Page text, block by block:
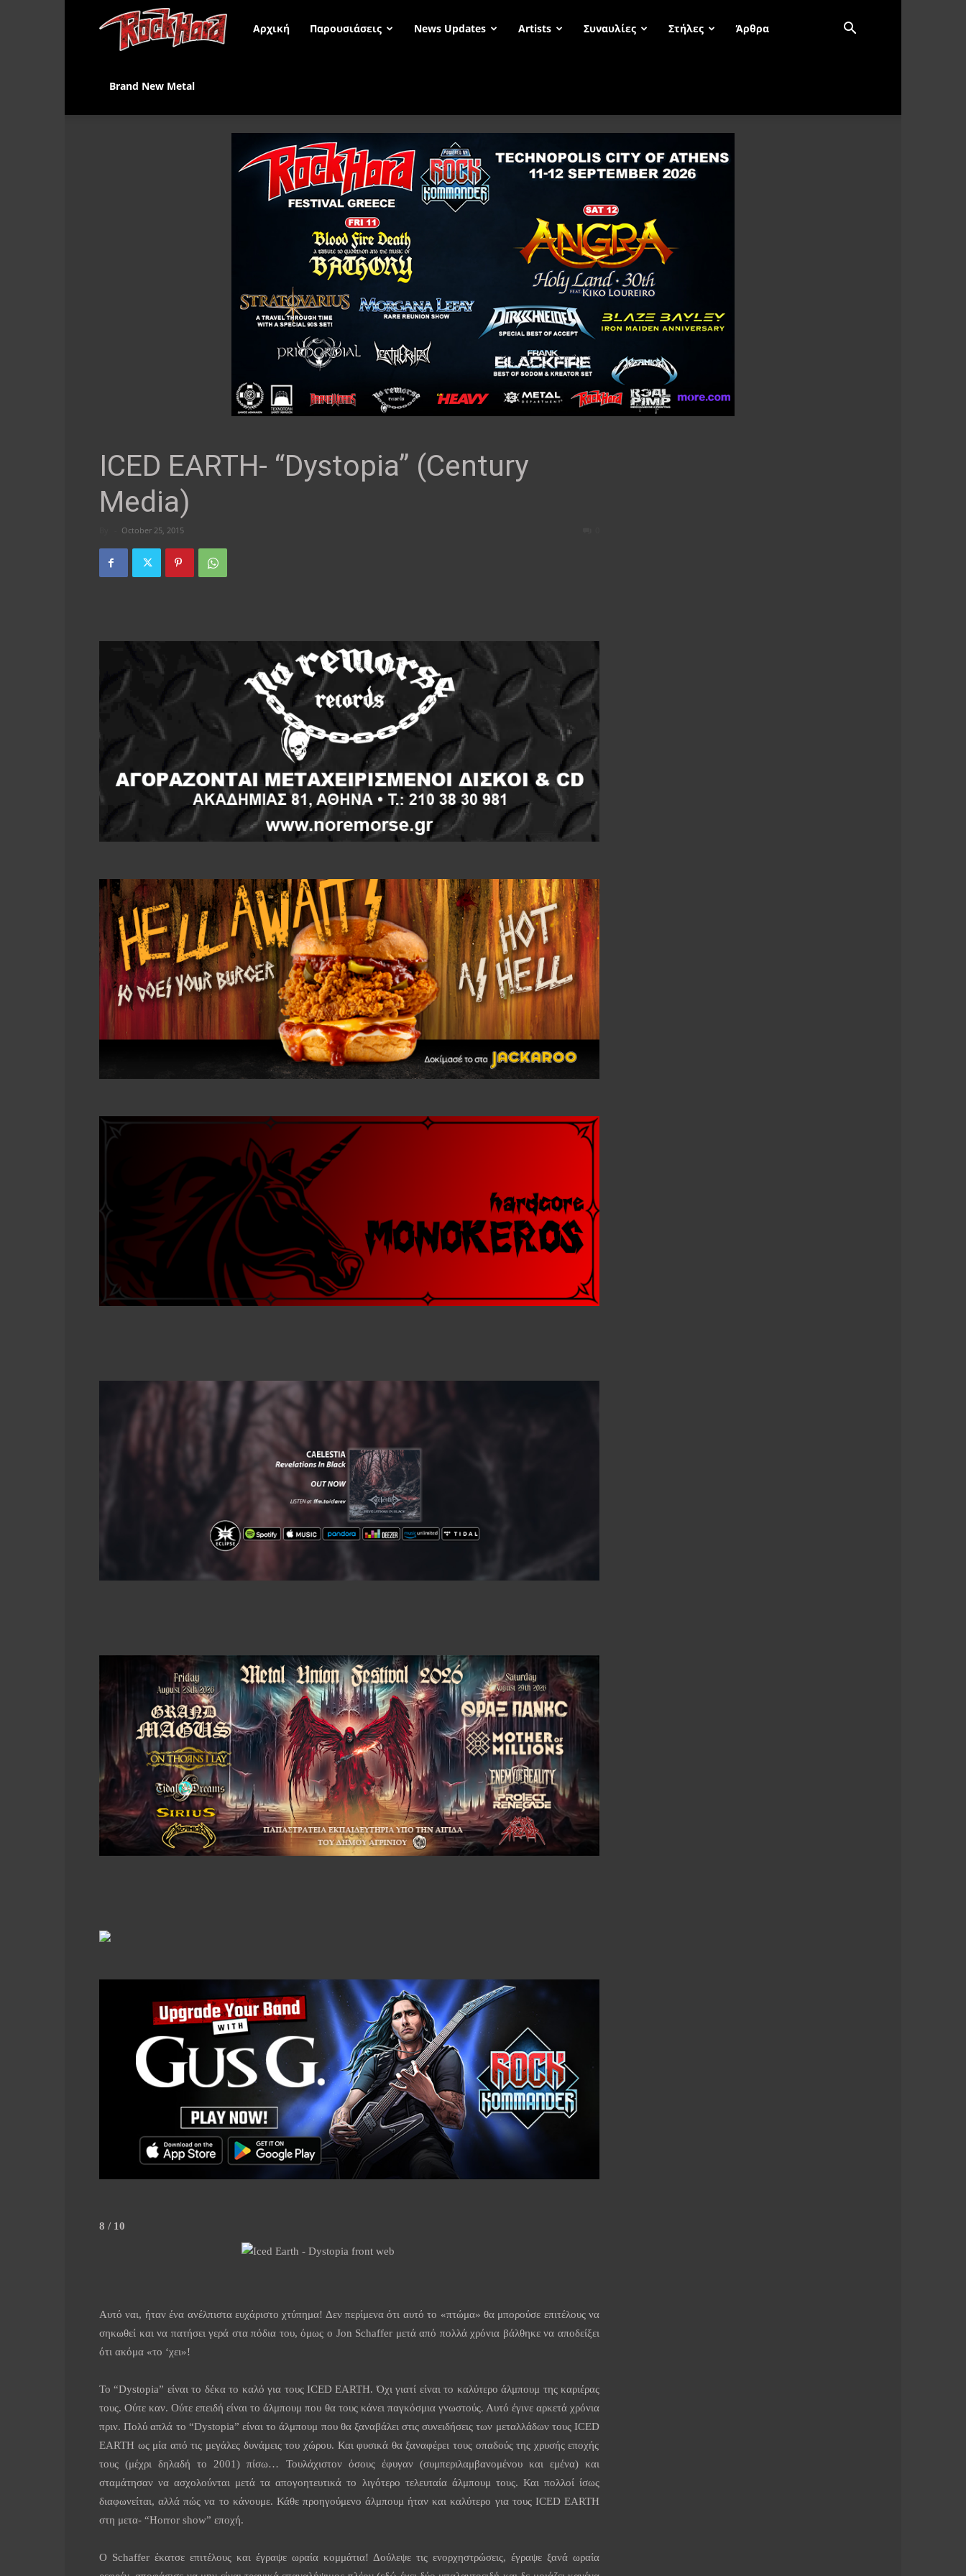
Rock
Αρχική Παρουσιάσεις News Updates Artists Συναυλίες Στήλες Άρθρα
Brand New Metal
ICED EARTH- “Dystopia” (Century
Media)
October 25, 2015
8 / 10
Αυτό ναι, ήταν ένα ανέλπιστα ευχάριστο χτύπημα! Δεν περίμενα ότι αυτό το «πτώμα» θα μπορούσε επιτέλους να
σηκωθεί και να πατήσει γερά στα πόδια του, όμως ο Jon Schaffer μετά από πολλά χρόνια βάλθηκε να αποδείξει
ότι ακόμα «το ‘χει»!
Το “Dystopia” είναι το δέκα το καλό για τουςICED EARTH. Όχι γιατί είναι το καλύτερο άλμπουμ της καριέρας
τους. Ούτε καν. Ούτε επειδή είναι το άλμπουμ που θα τους κάνει παγκόσμια γνωστούς. Αυτό έγινε αρκετά χρόνια
πριν. Πολύ απλά το “Dystopia” είναι το άλμπουμ που θα ξαναβάλει στις συνειδήσεις των μεταλλάδων τους ICED
EARTH ως μία από τις μεγάλες δυνάμεις του χώρου. Και φυσικά θα ξαναφέρει τους οπαδούς της χρυσής εποχής
τους (μέχρι δηλαδή το 2001) πίσω… Τουλάχιστον όσους έφυγαν (συμπεριλαμβανομένου και εμένα) και
σταμάτησαν να ασχολούνται μετά τα απογοητευτικά το λιγότερο τελευταία άλμπουμ τους. Και πολλοί ίσως
διαφωνείται, αλλά πώς να το κάνουμε. Κάθε προηγούμενο άλμπουμ ήταν και καλύτερο για τους ICED EARTH
στη μετα- “Horror show” εποχή.
Ο Schaffer έκατσε επιτέλους και έγραψε ωραία κομμάτια! Δούλεψε τις ενορχηστρώσεις, έγραψε ξανά ωραία